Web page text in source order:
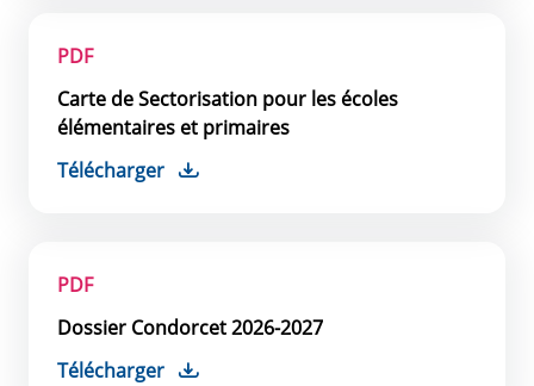
PDF
Carte de Sectorisation pour les écoles
élémentaires et primaires
Télécharger
PDF
Dossier Condorcet 2026-2027
Télécharger